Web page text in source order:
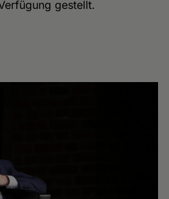
gestellt.